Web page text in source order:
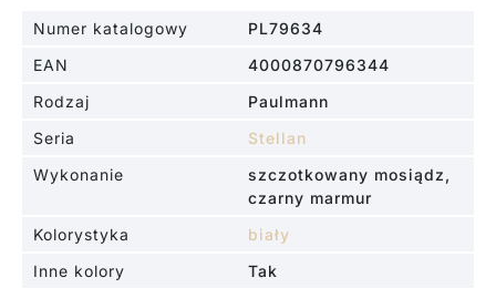
Numer katalogowy
PL79634
EAN
4000870796344
Rodzaj
Paulmann
Seria
Stellan
Wykonanie
szczotkowany mosiądz,
czarny marmur
Kolorystyka
biały
Inne kolory
Tak